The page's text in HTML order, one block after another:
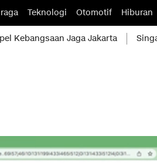
Teknologi Otomotif Hiburan
Kebangsaan Jaga Jakarta